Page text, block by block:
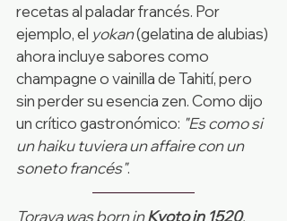
recetas al paladar francés. Por
ejemplo, el yokan (gelatina de alubias)
ahora incluye sabores como
champagne o vainilla de Tahití, pero
sin perder su esencia zen. Como dijo
un crítico gastronómico: "Es como si
un haiku tuviera un affaire con un
soneto francés".
Toraya was born in Kyoto in 1520,